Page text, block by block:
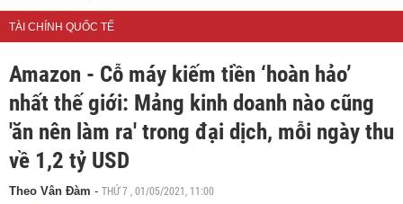
TÀI CHÍNH QUỐC TẾ
Amazon - Cỗ máy kiếm tiền ‘hoàn hảo’
nhất thế giới: Mảng kinh doanh nào cũng
'ăn nên làm ra' trong đại dịch, mỗi ngày thu
về 1,2 tỷ USD
Theo Vân Đàm - THỨ 7 , 01/05/2021, 11:00